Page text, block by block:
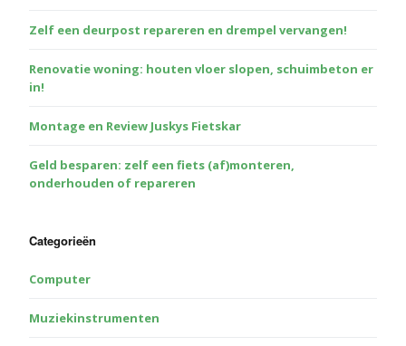
Zelf een deurpost repareren en drempel vervangen!
Renovatie woning: houten vloer slopen, schuimbeton er
in!
Montage en Review Juskys Fietskar
Geld besparen: zelf een fiets (af)monteren,
onderhouden of repareren
Categorieën
Computer
Muziekinstrumenten